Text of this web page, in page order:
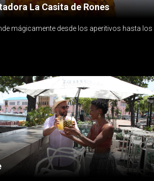
La Casita de Rones
mágicamente desde los aperitivos hasta los